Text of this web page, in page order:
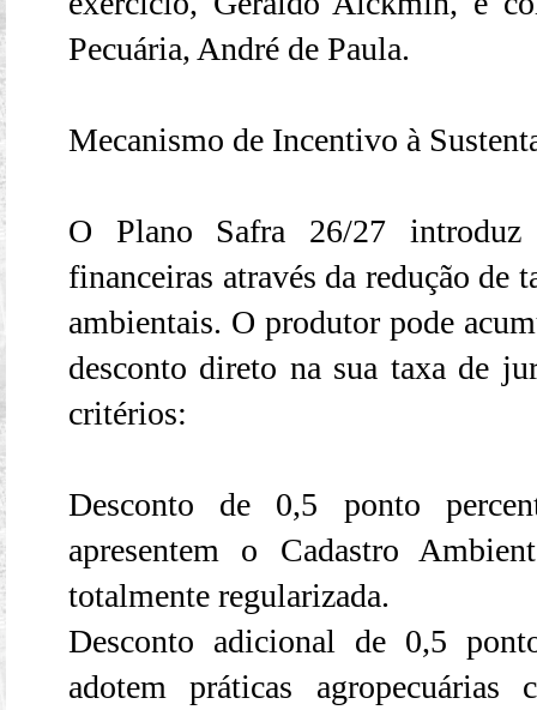
Pecuária, André de Paula.
Mecanismo de Incentivo à
O Plano Safra 26/27 introduz
financeiras através da redução de
ambientais. O produtor pode
desconto direto na sua taxa de
critérios:
Desconto de 0,5 ponto
apresentem o Cadastro
totalmente regularizada.
Desconto adicional de 0,5
adotem práticas agropecuárias